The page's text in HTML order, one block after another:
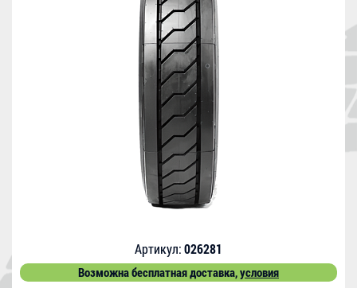
Артикул:026281
Возможна бесплатная доставка,условия